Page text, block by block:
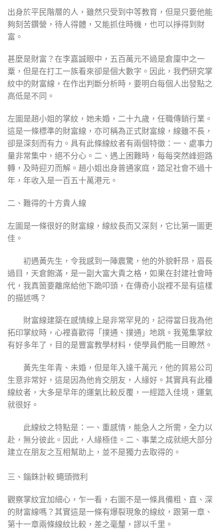
出身於平民階層的人，雖然只受到中等教育，但是只要他能
夠刻苦鑽營，待人得體，又能抓住時機，也可以掙得到財
富。
甚麼是財富？在李嘉誠眼中，五百萬元不過是倉廩中之一
粟，但是在打工一族看來卻是個大數字。因此，我們研究掌
紋中的財富線，在作出判斷分析時，要明白每個人出發點之
高低是不同。
左圖是趙小姐的掌紋，她未婚，二十九歲，任職傳銷行業。
這是一條標準的財富線，亦可稱為正式財富線，線雖不長，
卻是深刻而有力。具有此條線紋者有兩個特徵：一、處事力
量非常集中，絕不分心。二、遇上困難時，每每突然峰迴路
轉，及時迎刃而解。趙小姐出身普通家庭，踏足社會不過十
年，年收入是一百五十萬港元。
二、難得的十方貴人線
左圖是一條很好的財富線，線紋長而又深刻，它比第一圖更
佳。
初遇黃先生，令我感到一陣震驚，他的外貌軒昂，眉長
過目，天倉飽滿，是一副大富大貴之格，如果在封建社會時
代，我真箇要離席給他下跪叩頭，在傳奇小說裡不是有這樣
的描述嗎？
財富線建築在感情線上是非常罕見的，記得當日我為他
拓印掌紋時，心裡喜歡得「撲通、撲通」地跳。我蒐集掌紋
有好多年了，目的是豐富教學材料，使學員們能一目瞭然。
黃先生年青、未婚，但是年入達千萬元，他的貿易公司
生意非常好，這是因為他肯交朋友，人緣好。其實具有此種
線紋者，大多是早年的運氣比較反覆，一經踏入佳境，運氣
就很好。
此線紋之特點是：一、重感情，能急人之所需，全力以
赴，無分彼此。因此，人緣極佳。二、事業之成就絕大部分
建立在朋友之互相幫助上，並不是獨力去取得的。
三、錙銖計較 蠅頭微利
觀察掌紋宜加細心，乍一看，右圖不是一條具備粗、直、深
的財富線嗎？其實這是一條有爆裂現象的線紋，跟第一章、
第十一章兩條線紋比較，差之毫釐，謬以千里。